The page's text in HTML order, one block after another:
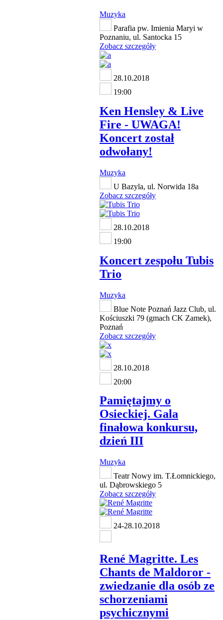
Muzyka
Parafia pw. Imienia Maryi w
Poznaniu, ul. Santocka 15
Zobacz szczegóły
28.10.2018
19:00
Ken Hensley & Live
Fire - UWAGA!
Koncert został
odwołany!
Muzyka
U Bazyla, ul. Norwida 18a
Zobacz szczegóły
28.10.2018
19:00
Koncert zespołu Tubis
Trio
Muzyka
Blue Note Poznań Jazz Club, ul.
Kościuszki 79 (gmach CK Zamek),
Poznań
Zobacz szczegóły
28.10.2018
20:00
Pamiętajmy o
Osieckiej. Gala
finałowa konkursu,
dzień III
Muzyka
Teatr Nowy im. T.Łomnickiego,
ul. Dąbrowskiego 5
Zobacz szczegóły
24-28.10.2018
René Magritte. Les
Chants de Maldoror -
zwiedzanie dla osób ze
schorzeniami
psychicznymi